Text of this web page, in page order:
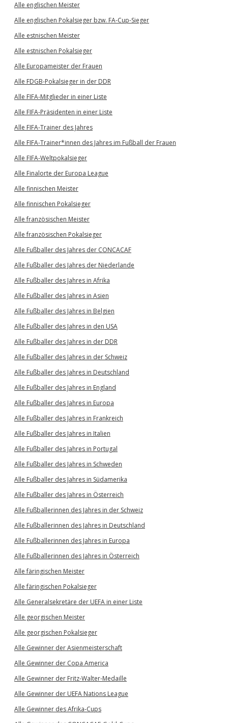
Alle englischen Meister
Alle englischen Pokalsieger bzw. FA-Cup-Sieger
Alle estnischen Meister
Alle estnischen Pokalsieger
Alle Europameister der Frauen
Alle FDGB-Pokalsieger in der DDR
Alle FIFA-Mitglieder in einer Liste
Alle FIFA-Präsidenten in einer Liste
Alle FIFA-Trainer des Jahres
Alle FIFA-Trainer*innen des Jahres im Fußball der Frauen
Alle FIFA-Weltpokalsieger
Alle Finalorte der Europa League
Alle finnischen Meister
Alle finnischen Pokalsieger
Alle französischen Meister
Alle französischen Pokalsieger
Alle Fußballer des Jahres der CONCACAF
Alle Fußballer des Jahres der Niederlande
Alle Fußballer des Jahres in Afrika
Alle Fußballer des Jahres in Asien
Alle Fußballer des Jahres in Belgien
Alle Fußballer des Jahres in den USA
Alle Fußballer des Jahres in der DDR
Alle Fußballer des Jahres in der Schweiz
Alle Fußballer des Jahres in Deutschland
Alle Fußballer des Jahres in England
Alle Fußballer des Jahres in Europa
Alle Fußballer des Jahres in Frankreich
Alle Fußballer des Jahres in Italien
Alle Fußballer des Jahres in Portugal
Alle Fußballer des Jahres in Schweden
Alle Fußballer des Jahres in Südamerika
Alle Fußballer des Jahres in Österreich
Alle Fußballerinnen des Jahres in der Schweiz
Alle Fußballerinnen des Jahres in Deutschland
Alle Fußballerinnen des Jahres in Europa
Alle Fußballerinnen des Jahres in Österreich
Alle färingischen Meister
Alle färingischen Pokalsieger
Alle Generalsekretäre der UEFA in einer Liste
Alle georgischen Meister
Alle georgischen Pokalsieger
Alle Gewinner der Asienmeisterschaft
Alle Gewinner der Copa America
Alle Gewinner der Fritz-Walter-Medaille
Alle Gewinner der UEFA Nations League
Alle Gewinner des Afrika-Cups